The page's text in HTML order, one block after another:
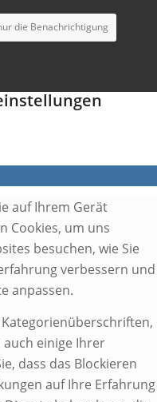
die Benachrichtigung
auf Ihrem Gerät
Cookies, um uns
besuchen, wie Sie
verbessern und
anpassen.
einige Ihrer
dass das Blockieren
auf Ihre Erfahrung